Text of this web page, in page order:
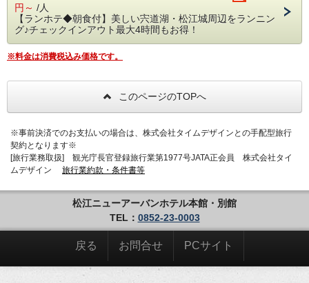
円～ /人
【ランホテ◆朝食付】美しい宍道湖・松江城周辺をランニン
グ♪チェックインアウト最大4時間もお得！
※料金は消費税込み価格です。
このページのTOPへ
※事前決済でのお支払いの場合は、株式会社タイムデザインとの手配型旅行
契約となります※
[旅行業務取扱] 観光庁長官登録旅行業第1977号JATA正会員 株式会社タイ
ムデザイン 旅行業約款・条件書等
松江ニューアーバンホテル本館・別館
TEL： 0852-23-0003
戻る お問合せ PCサイト